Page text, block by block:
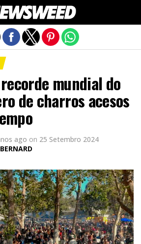
mundial do
de charros acesos
ago on 25 Setembro 2024
mobile version